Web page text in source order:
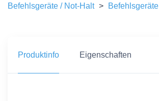
Befehlsgeräte / Not-Halt > Befehlsgeräte
Produktinfo Eigenschaften